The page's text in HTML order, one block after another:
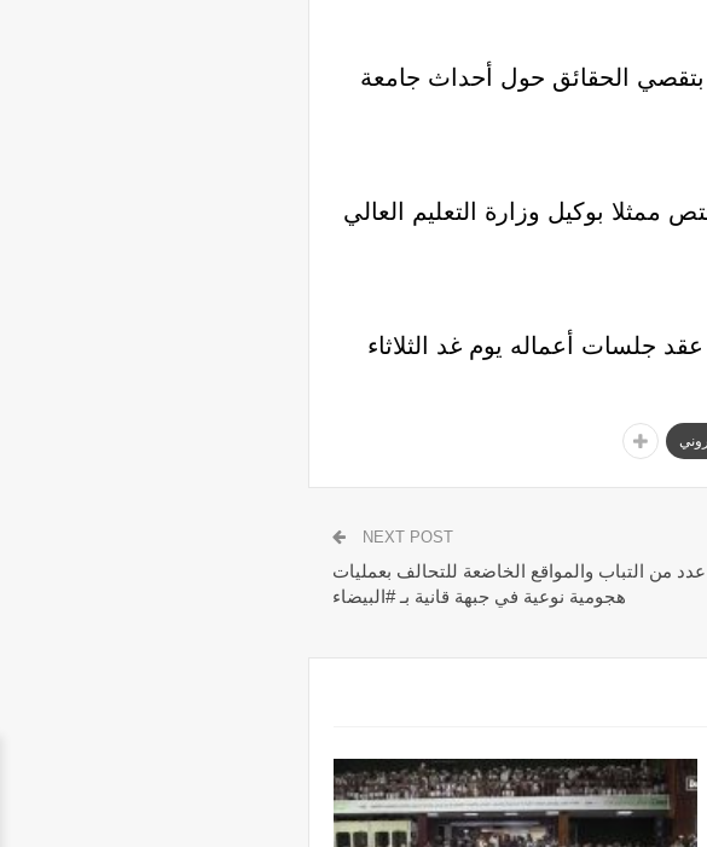
بتقصي الحقائق حول أحداث جامعة
ممثلا بوكيل وزارة التعليم العالي
أعماله يوم غد الثلاثاء
NEXT POST
من التباب والمواقع الخاضعة للتحالف بعمليات
هجومية نوعية في جبهة قانية بـ #البيضاء